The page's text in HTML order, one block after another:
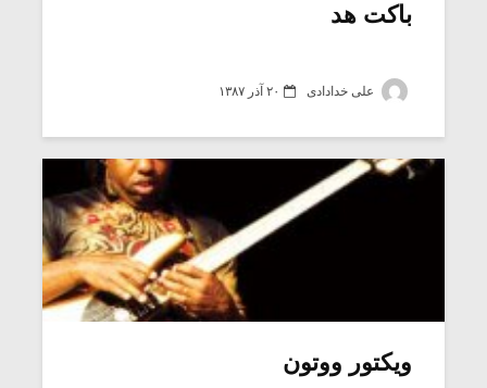
باکت هد
علی خدادادی ۲۰ آذر ۱۳۸۷
ویکتور ووتون